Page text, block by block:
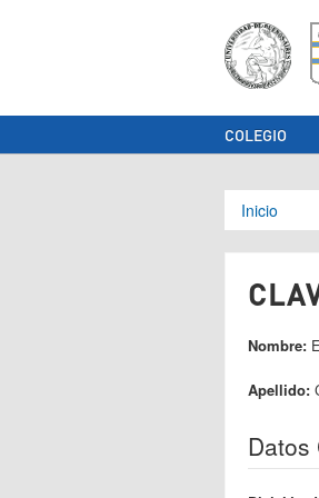
COLEGIO
Se
Inicio
Nombre:
Apellido:
Datos